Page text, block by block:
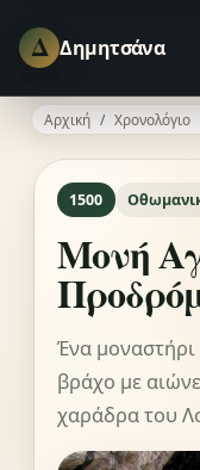
Δ Δημητσάνα
Αρχική Χρονολόγιο
1500
Μονή
Ένα
βράχο με
χαράδρα του